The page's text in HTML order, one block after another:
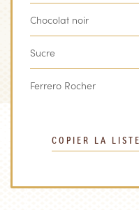
Chocolat noir
Sucre
Ferrero Rocher
COPIER LA